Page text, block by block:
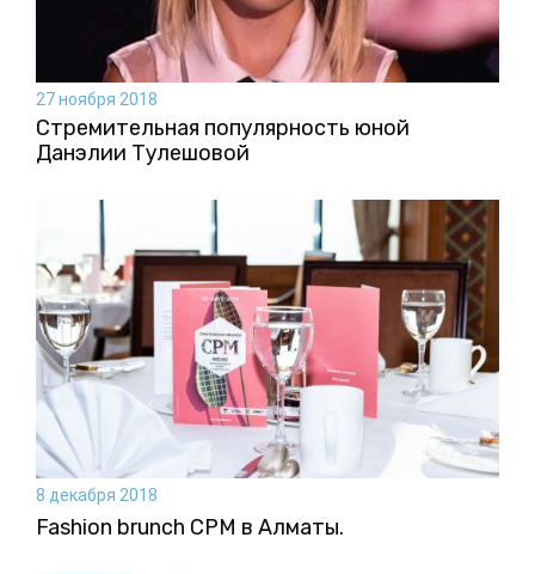
27 ноября 2018
Стремительная популярность юной
Данэлии Тулешовой
8 декабря 2018
Fashion brunch CPM в Алматы.